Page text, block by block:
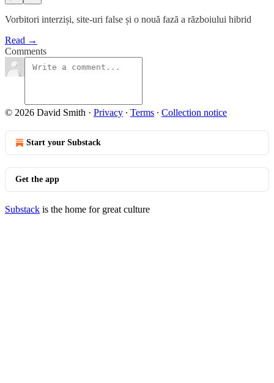
Vorbitori interziși, site-uri false și o nouă fază a războiului hibrid
Read →
Comments
© 2026 David Smith · Privacy ∙ Terms ∙ Collection notice
Start your Substack
Get the app
Substack is the home for great culture